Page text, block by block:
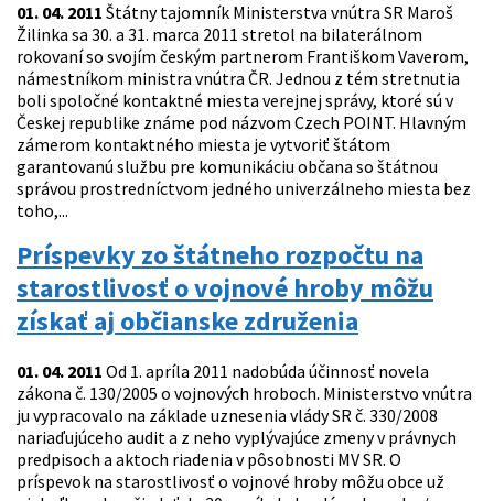
01. 04. 2011 Štátny tajomník Ministerstva vnútra SR Maroš
Žilinka sa 30. a 31. marca 2011 stretol na bilaterálnom
rokovaní so svojím českým partnerom Františkom Vaverom,
námestníkom ministra vnútra ČR. Jednou z tém stretnutia
boli spoločné kontaktné miesta verejnej správy, ktoré sú v
Českej republike známe pod názvom Czech POINT. Hlavným
zámerom kontaktného miesta je vytvoriť štátom
garantovanú službu pre komunikáciu občana so štátnou
správou prostredníctvom jedného univerzálneho miesta bez
toho,...
Príspevky zo štátneho rozpočtu na
starostlivosť o vojnové hroby môžu
získať aj občianske združenia
01. 04. 2011 Od 1. apríla 2011 nadobúda účinnosť novela
zákona č. 130/2005 o vojnových hroboch. Ministerstvo vnútra
ju vypracovalo na základe uznesenia vlády SR č. 330/2008
nariaďujúceho audit a z neho vyplývajúce zmeny v právnych
predpisoch a aktoch riadenia v pôsobnosti MV SR. O
príspevok na starostlivosť o vojnové hroby môžu obce už